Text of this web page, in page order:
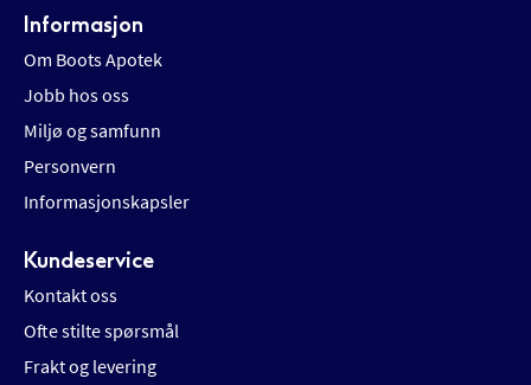
Informasjon
Om Boots Apotek
Jobb hos oss
Miljø og samfunn
Personvern
Informasjonskapsler
Kundeservice
Kontakt oss
Ofte stilte spørsmål
Frakt og levering